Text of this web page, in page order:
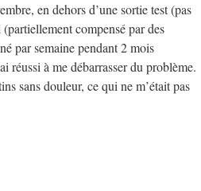
en dehors d’une sortie test (pas
compensé par des
par semaine pendant 2 mois
réussi à me débarrasser du problème.
sans douleur, ce qui ne m’était pas